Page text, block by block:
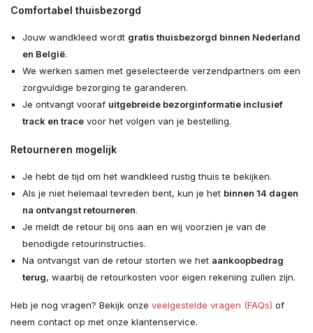
Comfortabel thuisbezorgd
Jouw wandkleed wordt gratis thuisbezorgd binnen Nederland
en België.
We werken samen met geselecteerde verzendpartners om een
zorgvuldige bezorging te garanderen.
Je ontvangt vooraf uitgebreide bezorginformatie inclusief
track en tracevoor het volgen van je bestelling.
Retourneren mogelijk
Je hebt de tijd om het wandkleed rustig thuis te bekijken.
Als je niet helemaal tevreden bent, kun je het binnen 14 dagen
na ontvangst retourneren.
Je meldt de retour bij ons aan en wij voorzien je van de
benodigde retourinstructies.
Na ontvangst van de retour storten we het aankoopbedrag
terug, waarbij de retourkosten voor eigen rekening zullen zijn.
Heb je nog vragen? Bekijk onze veelgestelde vragen (FAQs) of
neem contact op met onze klantenservice.